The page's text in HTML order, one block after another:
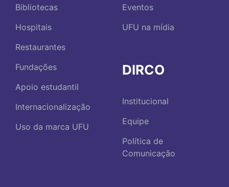
Bibliotecas
Hospitais
Restaurantes
Fundações
Apoio estudantil
Internacionalização
Uso da marca UFU
Eventos
UFU na mídia
DIRCO
Institucional
Equipe
Política de
Comunicação